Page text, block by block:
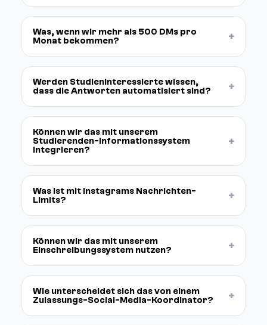
Was, wenn wir mehr als 500 DMs pro
Monat bekommen?
+
Werden Studieninteressierte wissen,
dass die Antworten automatisiert sind?
+
Können wir das mit unserem
Studierenden-Informationssystem
integrieren?
+
Was ist mit Instagrams Nachrichten-
Limits?
+
Können wir das mit unserem
Einschreibungssystem nutzen?
+
Wie unterscheidet sich das von einem
Zulassungs-Social-Media-Koordinator?
+